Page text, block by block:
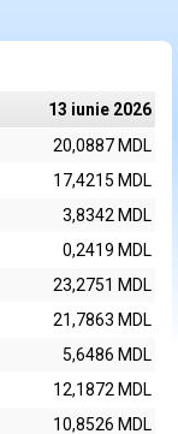
13 iunie 2026
20,0887 MDL
17,4215 MDL
3,8342 MDL
0,2419 MDL
23,2751 MDL
21,7863 MDL
5,6486 MDL
12,1872 MDL
10,8526 MDL